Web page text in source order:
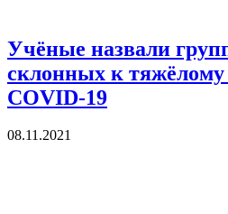
Учёные назвали
склонных к
COVID-19
08.11.2021